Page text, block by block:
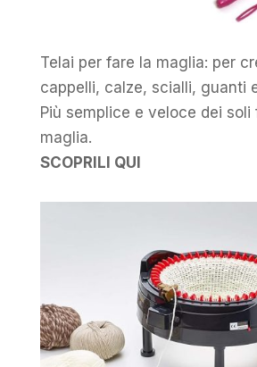
Telai per fare la maglia: per
cappelli, calze, scialli, guanti
Più semplice e veloce dei soli
maglia.
SCOPRILI QUI